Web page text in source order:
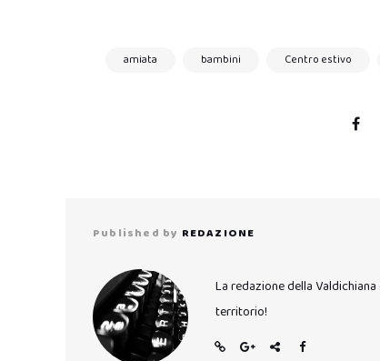
amiata bambini Centro estivo
Published by REDAZIONE
La redazione della
territorio!